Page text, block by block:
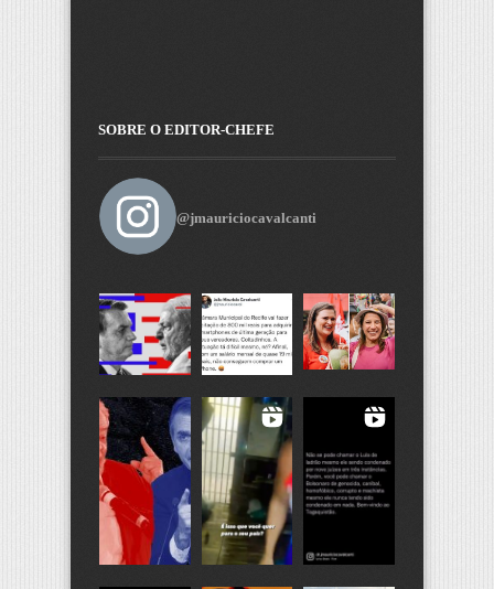
SOBRE O EDITOR-CHEFE
@jmauriciocavalcanti